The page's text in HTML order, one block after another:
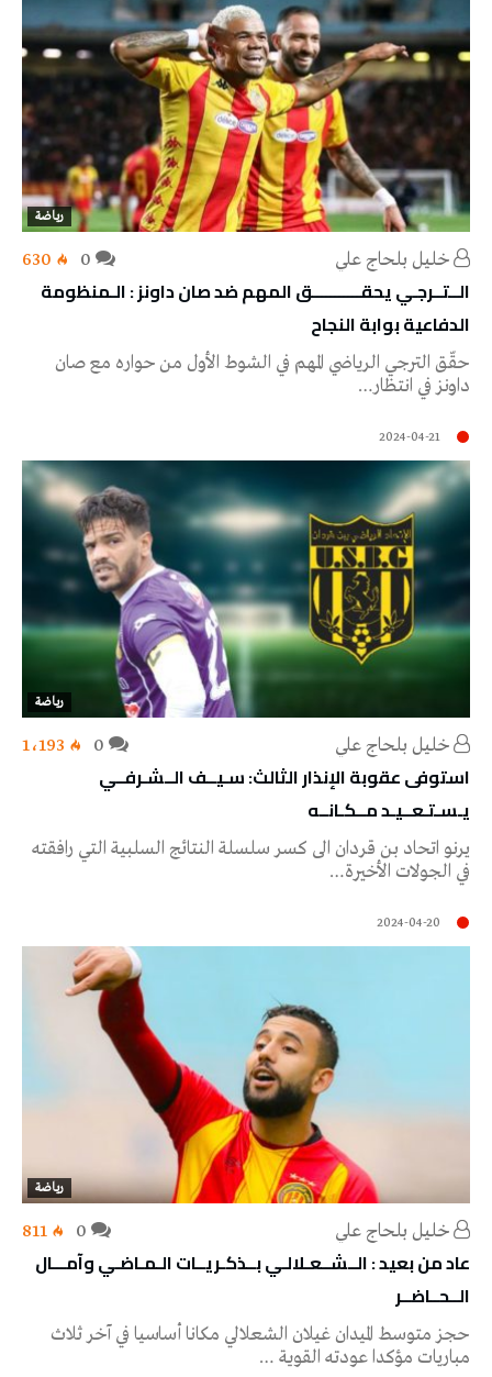
رياضة
خليل‭ ‬بلحاج‭ ‬علي 630
الــتــرجـي يحقـــــــــــق المهم ضد صان داونز : الـمنظومة
الدفاعية بوابة النجاح
حقّق الترجي الرياضي المهم في الشوط الأول من حواره مع صان
داونز في انتظار…
2024-04-21
رياضة
خليل‭ ‬بلحاج‭ ‬علي 1٬193
استوفى عقوبة الإنذار الثالث: سـيــف الــشـرفــي
يـسـتـعــيـد مــكـانــه
يرنو اتحاد بن قردان الى كسر سلسلة النتائج السلبية التي رافقته
في الجولات الأخيرة…
2024-04-20
رياضة
خليل‭ ‬بلحاج‭ ‬علي 811
عاد من بعيد : الــشــعـلالـي بــذكـريــات الـمـاضـي وآمـــال
الــحــاضــر
حجز متوسط الميدان غيلان الشعلالي مكانا أساسيا في آخر ثلاث
مباريات مؤكدا عودته القوية …